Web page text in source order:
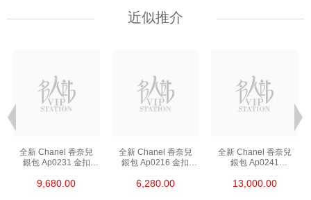
近似推介
全新 Chanel 香奈兒
銀包 Ap0231 金扣
9,680.00
全新 Chanel 香奈兒
銀包 Ap0216 金扣
6,280.00
全新 Chanel 香奈兒
銀包 Ap0241
13,000.00